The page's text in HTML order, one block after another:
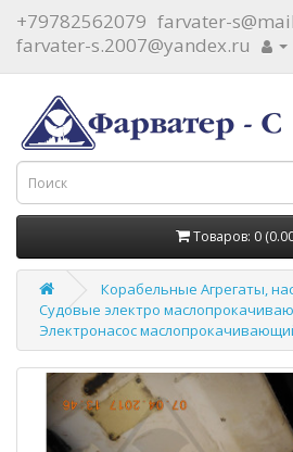
+79782562079 farvater-
farvater-s.2007@yandex.ru
Товаров: 0
Корабельные Агрегаты,
Судовые электро
Электронасос